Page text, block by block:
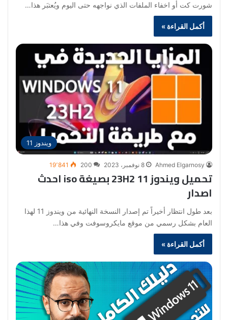
شورت كت أو اخفاء الملفات الذي نواجهه حتى اليوم ويُعتبَر هذا…
أكمل القراءة »
ويندوز 11
Ahmed Elgarnosy 8 نوفمبر، 2023 200 19٬841
تحميل ويندوز 11 23H2 بصيغة iso احدث
اصدار
بعد طول انتظار أخيراً تم إصدار النسخة النهائية من ويندوز 11 لهذا
العام بشكل رسمي من موقع مايكروسوفت وفي هذا…
أكمل القراءة »